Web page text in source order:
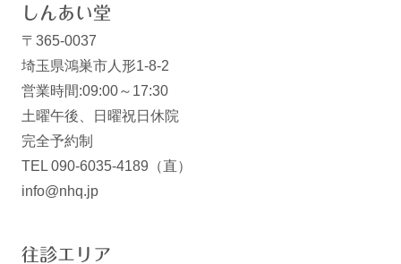
しんあい堂
〒365-0037
埼玉県鴻巣市人形1-8-2
営業時間:09:00～17:30
土曜午後、日曜祝日休院
完全予約制
TEL 090-6035-4189（直）
info@nhq.jp
往診エリア